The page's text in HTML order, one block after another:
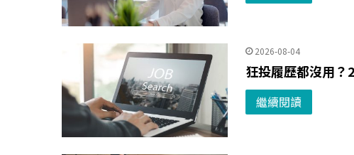
2026-08-04
狂投履歷都沒用
繼續閱讀